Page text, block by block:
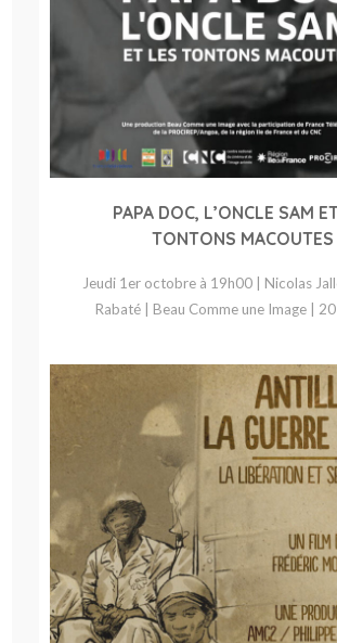
PAPA DOC, L’ONCLE SAM
TONTONS MACOUTES
Jeudi 1er octobre à 19h00 | Nicolas
Rabaté | Beau Comme une Image |